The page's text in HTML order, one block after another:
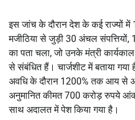
इस जांच के दौरान देश के कई राज्यों में
मजीठिया से जुड़ी 30 अंचल संपत्तियों,
का पता चला, जो उनके मंत्री
से संबंधित हैं। चार्जशीट में बताया गया
अवधि के दौरान 1200% तक आय से
अनुमानित कीमत 700 करोड़ रुपये
साथ अदालत में पेश किया गया है।